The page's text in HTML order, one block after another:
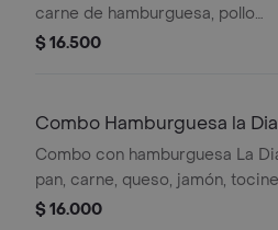
carne de hamburguesa, pollo
desmechado, queso, jamón,
y gaseosa de 250 ml.
$ 16.500
Combo Hamburguesa la
Combo con hamburguesa La
pan, carne, queso, jamón,
lechuga, tomate, cebolla, salsas
$ 16.000